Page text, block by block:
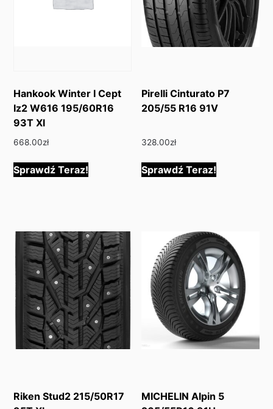
Hankook Winter I Cept
Iz2 W616 195/60R16
93T Xl
668.00zł
Sprawdź Teraz!
Pirelli Cinturato P7
205/55 R16 91V
328.00zł
Sprawdź Teraz!
Riken Stud2 215/50R17
MICHELIN Alpin 5